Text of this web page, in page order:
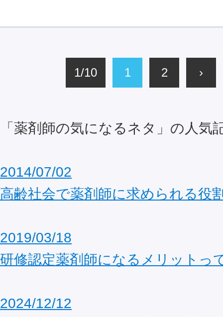
1/10 1 2 ›
「薬剤師の気になるネタ」の人気
2014/07/02
高齢社会で薬剤師に求められる役
2019/03/18
研修認定薬剤師になるメリットっ
2024/12/12